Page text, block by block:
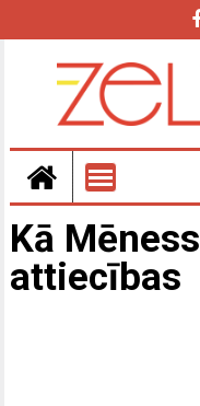
Kā
attiecības